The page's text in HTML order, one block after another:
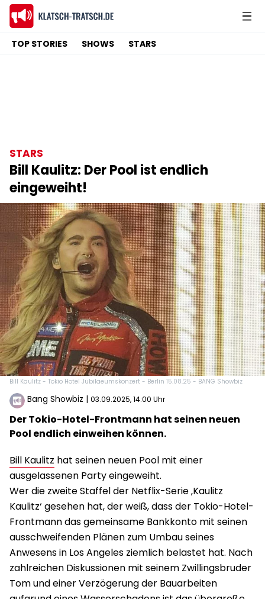
TOP STORIES SHOWS STARS
STARS
Bill Kaulitz: Der Pool ist endlich
eingeweiht!
Bill Kaulitz - Tokio Hotel Jubilaeumskonzert - Berlin 15.08.25 - BANG Showbiz
Bang Showbiz | 03.09.2025, 14:00 Uhr
Der Tokio-Hotel-Frontmann hat seinen neuen
Pool endlich einweihen können.
Bill Kaulitz hat seinen neuen Pool mit einer
ausgelassenen Party eingeweiht.
Wer die zweite Staffel der Netflix-Serie ‚Kaulitz
Kaulitz‘ gesehen hat, der weiß, dass der Tokio-Hotel-
Frontmann das gemeinsame Bankkonto mit seinen
ausschweifenden Plänen zum Umbau seines
Anwesens in Los Angeles ziemlich belastet hat. Nach
zahlreichen Diskussionen mit seinem Zwillingsbruder
Tom und einer Verzögerung der Bauarbeiten